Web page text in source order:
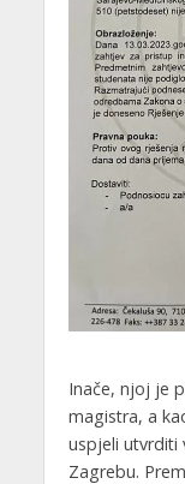
Inače, njoj je
magistra, a
uspjeli utvrditi
Zagrebu.